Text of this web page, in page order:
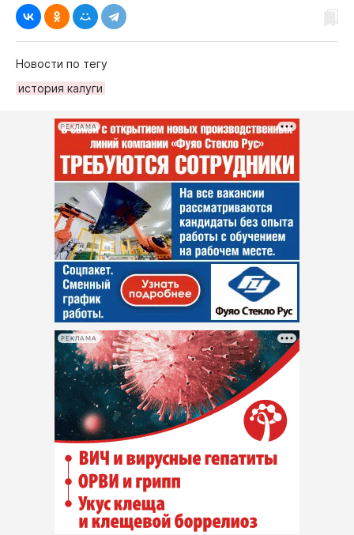
Новости по тегу
история калуги
РЕКЛАМА
РЕКЛАМА